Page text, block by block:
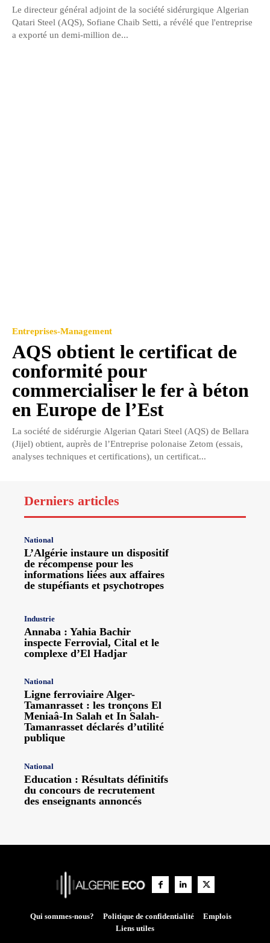
Le directeur général adjoint de la société sidérurgique Algerian
Qatari Steel (AQS), Sofiane Chaib Setti, a révélé que l'entreprise
a exporté un demi-million de...
Entreprises-Management
AQS obtient le certificat de
conformité pour
commercialiser le fer à béton
en Europe de l’Est
La société de sidérurgie Algerian Qatari Steel (AQS) de Bellara
(Jijel) obtient, auprès de l’Entreprise polonaise Zetom (essais,
analyses techniques et certifications), un certificat...
Derniers articles
National
L’Algérie instaure un dispositif
de récompense pour les
informations liées aux affaires
de stupéfiants et psychotropes
Industrie
Annaba : Yahia Bachir
inspecte Ferrovial, Cital et le
complexe d’El Hadjar
National
Ligne ferroviaire Alger-
Tamanrasset : les tronçons El
Meniaâ-In Salah et In Salah-
Tamanrasset déclarés d’utilité
publique
National
Education : Résultats définitifs
du concours de recrutement
des enseignants annoncés
Qui sommes-nous? Politique de confidentialité
Emplois
Liens utiles